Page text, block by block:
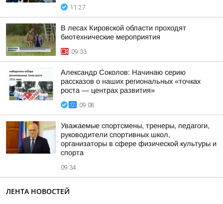
11:27
В лесах Кировской области проходят
биотехнические мероприятия
09:33
Александр Соколов: Начинаю серию
рассказов о наших региональных «точках
роста — центрах развития»
09:08
Уважаемые спортсмены, тренеры, педагоги,
руководители спортивных школ,
организаторы в сфере физической культуры и
спорта
09:34
ЛЕНТА НОВОСТЕЙ